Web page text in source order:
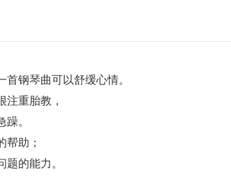
钢琴曲可以舒缓心情。
注重胎教，
。
帮助；
的能力。